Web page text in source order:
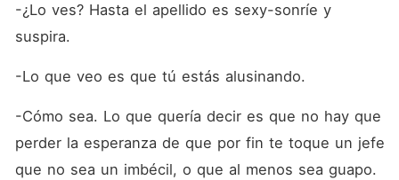
-¿Lo ves? Hasta el apellido es sexy-sonríe y
suspira.
-Lo que veo es que tú estás alusinando.
-Cómo sea. Lo que quería decir es que no hay que
perder la esperanza de que por fin te toque un jefe
que no sea un imbécil, o que al menos sea guapo.